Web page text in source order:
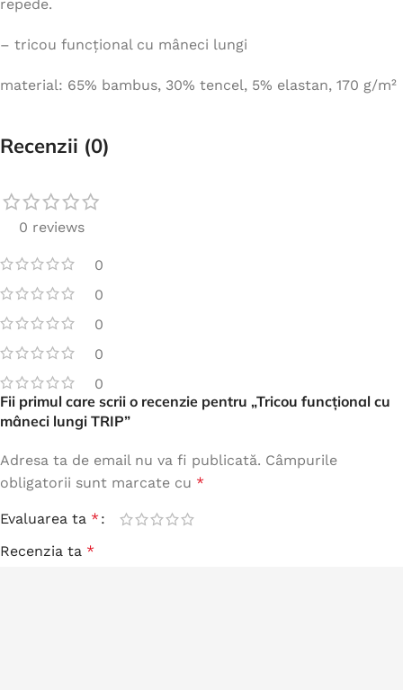
repede.
– tricou funcțional cu mâneci lungi
material: 65% bambus, 30% tencel, 5% elastan, 170 g/m²
Recenzii (0)
0 reviews
0
0
0
0
0
Fii primul care scrii o recenzie pentru „Tricou funcțional cu
mâneci lungi TRIP”
Adresa ta de email nu va fi publicată. Câmpurile
obligatorii sunt marcate cu *
Evaluarea ta *
Recenzia ta *